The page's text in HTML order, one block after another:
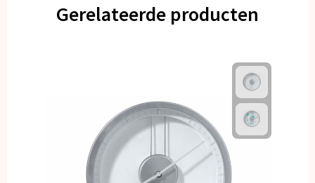
Gerelateerde producten